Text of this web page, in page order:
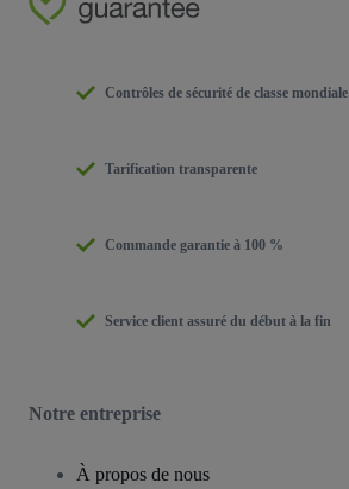
Contrôles de sécurité de classe mondiale
Tarification transparente
Commande garantie à 100 %
Service client assuré du début à la fin
Notre entreprise
À propos de nous